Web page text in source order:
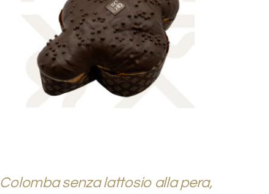
AGGIUNGI AL CARRELLO / QUICK VIEW
Colomba senza lattosio alla pera,